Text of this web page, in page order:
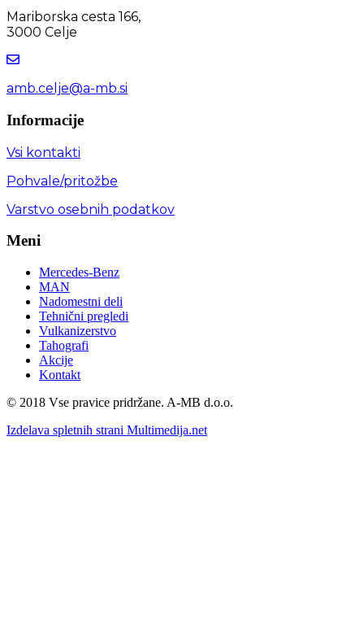
Mariborska cesta 166,
3000 Celje
amb.celje@a-mb.si
Informacije
Vsi kontakti
Pohvale/pritožbe
Varstvo osebnih podatkov
Meni
Mercedes-Benz
MAN
Nadomestni deli
Tehnični pregledi
Vulkanizerstvo
Tahografi
Akcije
Kontakt
©️ 2018 Vse pravice pridržane. A-MB d.o.o.
Izdelava spletnih strani Multimedija.net